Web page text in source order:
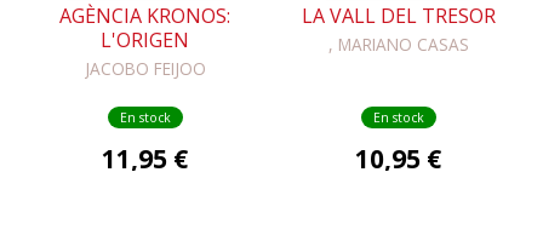
AGÈNCIA KRONOS:
L'ORIGEN
JACOBO FEIJOO
En stock
11,95 €
LA VALL DEL TRESOR
, MARIANO CASAS
En stock
10,95 €